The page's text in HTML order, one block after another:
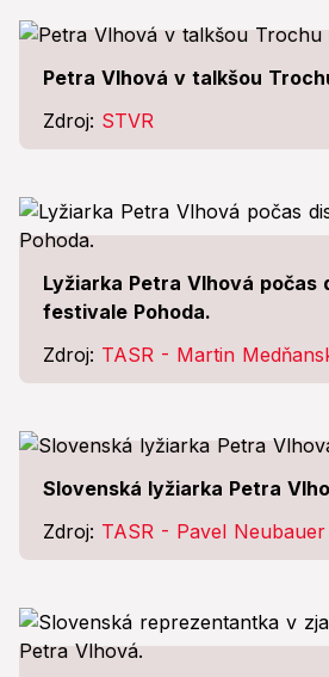
Petra Vlhová v talkšou
Zdroj: STVR
Lyžiarka Petra Vlhová počas
festivale Pohoda.
Zdroj: TASR - Martin
Slovenská lyžiarka Petra
Zdroj: TASR - Pavel Neubauer